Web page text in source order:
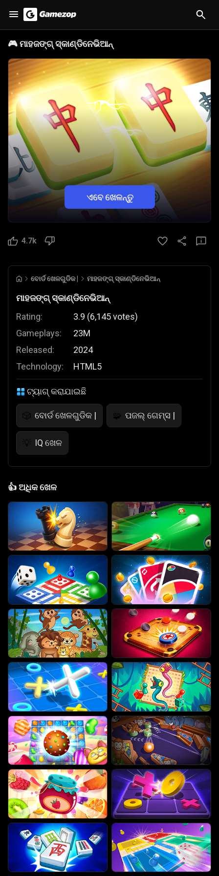
🎮ମାହଜଙ୍ଗ୍ ସ୍କାଣ୍ଡିନେଭିଆନ୍
ଏବେ ଖେଳନ୍ତୁ
4.7k
ବୋର୍ଡ ଖେଳଗୁଡିକ | ମାହଜଙ୍ଗ୍ ସ୍କାଣ୍ଡିନେଭିଆନ୍
ମାହଜଙ୍ଗ୍ ସ୍କାଣ୍ଡିନେଭିଆନ୍
Rating:
Gameplays:
Released:
Technology:
3.9 (6,145votes)
23M
2024
HTML5
ଟ୍ୟାଗ୍ କରାଯାଇଛି
🎲 ବୋର୍ଡ ଖେଳଗୁଡିକ | 🧩 ପଜଲ୍ ଗେମ୍ସ |
💡 IQ ଖେଳ
👍ଅଧିକ ଖେଳ